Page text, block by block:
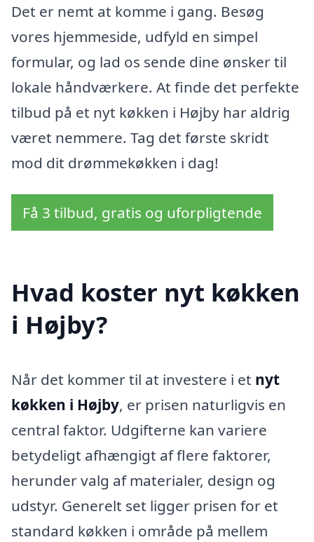
Det er nemt at komme i gang. Besøg
vores hjemmeside, udfyld en simpel
formular, og lad os sende dine ønsker til
lokale håndværkere. At finde det perfekte
tilbud på et nyt køkken i Højby har aldrig
været nemmere. Tag det første skridt
mod dit drømmekøkken i dag!
Få 3 tilbud, gratis og uforpligtende
Hvad koster nyt køkken
i Højby?
Når det kommer til at investere i et nyt
køkken i Højby, er prisen naturligvis en
central faktor. Udgifterne kan variere
betydeligt afhængigt af flere faktorer,
herunder valg af materialer, design og
udstyr. Generelt set ligger prisen for et
standard køkken i område på mellem